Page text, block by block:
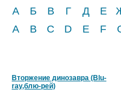
А Б В Г Д Е
A
B C D E F
Вторжение динозавра (Blu-
ray,блю-рей)